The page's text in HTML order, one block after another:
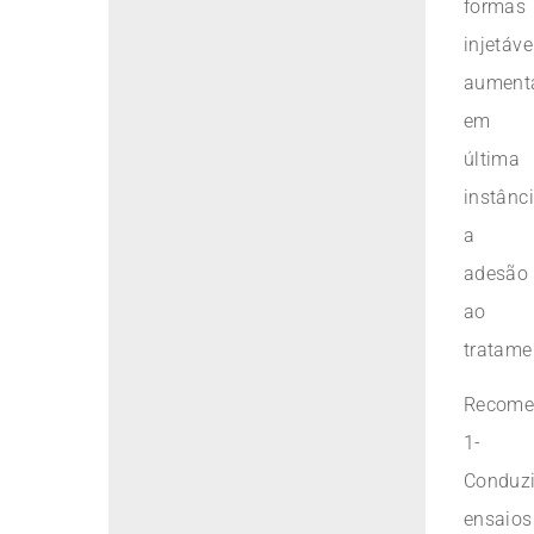
formas
em
última
a
adesão
ao
1-
ensaios